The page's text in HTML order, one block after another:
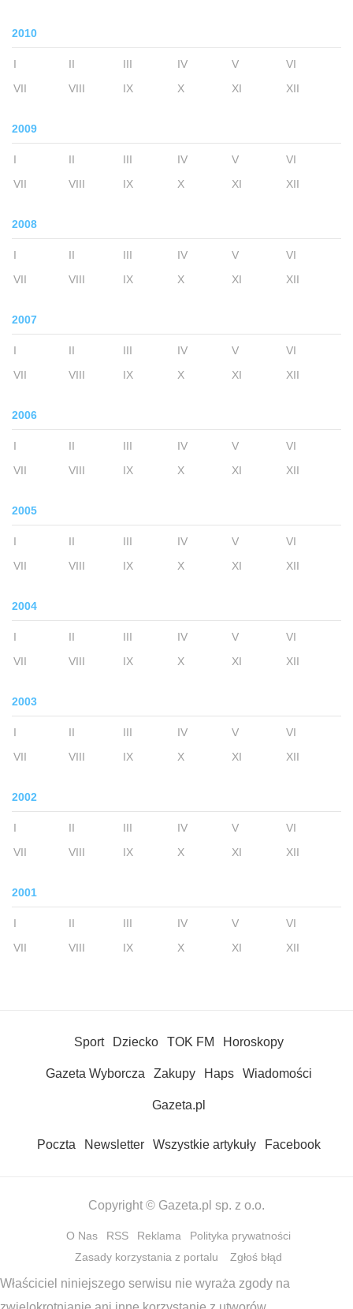
2010
I II III IV V
VI
VII
VIII IX X XI XII
2009
I II III IV V
VI
VII
VIII IX X XI XII
2008
I II III IV V
VI
VII
VIII IX X XI XII
2007
I II III IV V
VI
VII
VIII IX X XI XII
2006
I II III IV V
VI
VII
VIII IX X XI XII
2005
I II III IV V
VI
VII
VIII IX X XI XII
2004
I II III IV V
VI
VII
VIII IX X XI XII
2003
I II III IV V
VI
VII
VIII IX X XI XII
2002
I II III IV V
VI
VII
VIII IX X XI XII
2001
I II III IV V
VI
VII
VIII IX X XI XII
Sport Dziecko TOK FM Horoskopy
Gazeta Wyborcza Zakupy Haps Wiadomości
Gazeta.pl
Poczta Newsletter Wszystkie artykuły Facebook
Copyright © Gazeta.pl sp. z o.o.
O Nas RSS Reklama
Polityka prywatności
Zasady korzystania z portalu
Zgłoś błąd
Właściciel niniejszego serwisu nie wyraża zgody na